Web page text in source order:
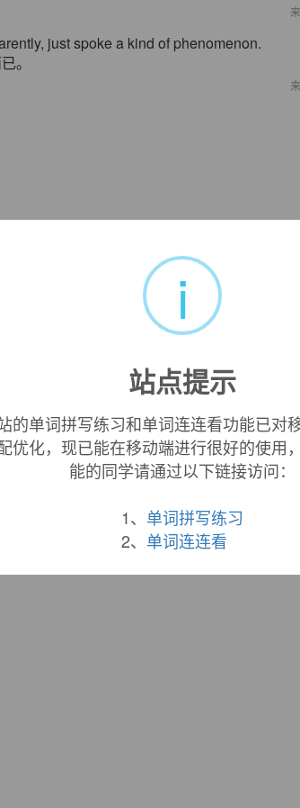
just spoke a kind of phenomenon.
。
i
站点提示
的单词拼写练习和单词连连看功能已对
优化，现已能在移动端进行很好的使用
能的同学请通过以下链接访问：
1、 单词拼写练习
2、 单词连连看